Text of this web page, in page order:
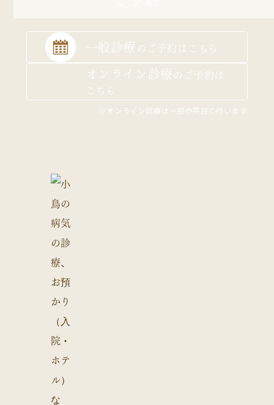
一般診療 の ご予約はこちら
オンライン診療 の ご予約は
こちら
※オンライン診療は一部の平日で行います